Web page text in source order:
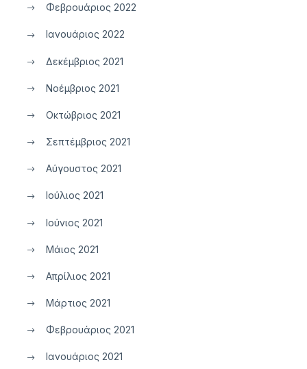
Φεβρουάριος 2022
Ιανουάριος 2022
Δεκέμβριος 2021
Νοέμβριος 2021
Οκτώβριος 2021
Σεπτέμβριος 2021
Αύγουστος 2021
Ιούλιος 2021
Ιούνιος 2021
Μάιος 2021
Απρίλιος 2021
Μάρτιος 2021
Φεβρουάριος 2021
Ιανουάριος 2021